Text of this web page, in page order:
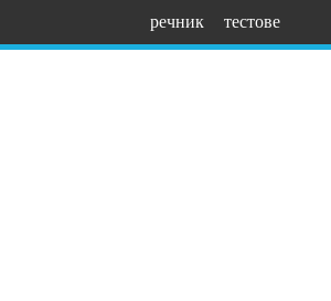
речник тестове